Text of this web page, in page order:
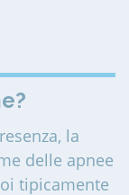
la
delle apnee
tipicamente